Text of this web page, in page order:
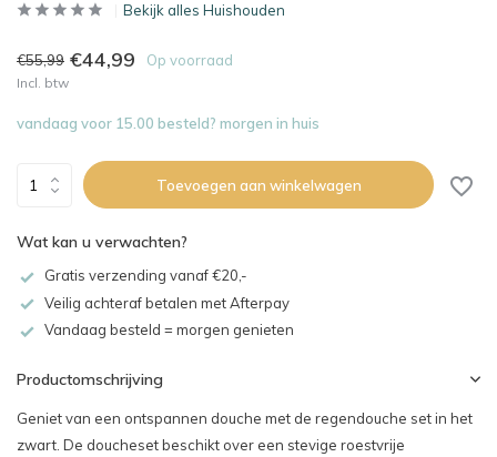
Bekijk alles Huishouden
€55,99 €44,99 Op voorraad
Incl. btw
vandaag voor 15.00 besteld? morgen in huis
Toevoegen aan winkelwagen
Wat kan u verwachten?
Gratis verzending vanaf €20,-
Veilig achteraf betalen met Afterpay
Vandaag besteld = morgen genieten
Productomschrijving
Geniet van een ontspannen douche met de regendouche set in het
zwart. De doucheset beschikt over een stevige roestvrije